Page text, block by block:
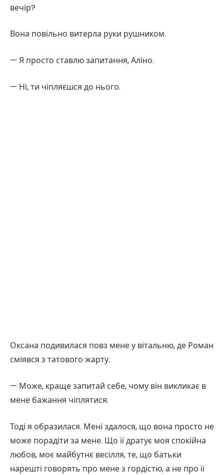
вечір?
Вона повільно витерла руки рушником.
— Я просто ставлю запитання, Аліно.
— Ні, ти чіпляєшся до нього.
Оксана подивилася повз мене у вітальню, де Роман
сміявся з татового жарту.
— Може, краще запитай себе, чому він викликає в
мене бажання чіплятися.
Тоді я образилася. Мені здалося, що вона просто не
може порадіти за мене. Що її дратує моя спокійна
любов, моє майбутнє весілля, те, що батьки
нарешті говорять про мене з гордістю, а не про її